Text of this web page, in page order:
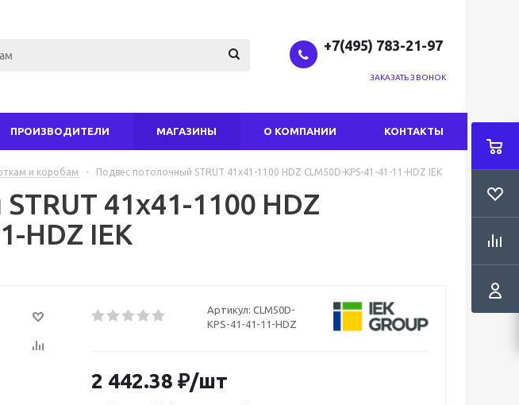
+7(495) 783-21-97
ЗАКАЗАТЬ ЗВОНОК
ПРОИЗВОДИТЕЛИ МАГАЗИНЫ О КОМПАНИИ КОНТАКТЫ
и коробам - Подвес потолочный STRUT 41х41-1100 HDZ CLM50D-KPS-41-41-11-HDZ IEK
41х41-1100 HDZ
HDZ IEK
Артикул: CLM50D-
KPS-41-41-11-HDZ
2 442.38 ₽/шт